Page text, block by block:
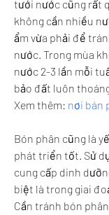
tưới nước cũng rất
không cần nhiều
ẩm vừa phải để
nước. Trong mùa
nước 2-3 lần mỗi
bảo đất luôn
Xem thêm: nơi bán
Bón phân cũng là
phát triển tốt. Sử
cung cấp dinh
biệt là trong giai
Cần tránh bón